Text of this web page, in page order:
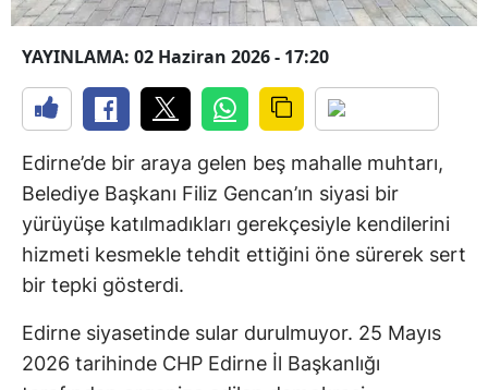
YAYINLAMA: 02 Haziran 2026 - 17:20
Edirne’de bir araya gelen beş mahalle muhtarı,
Belediye Başkanı Filiz Gencan’ın siyasi bir
yürüyüşe katılmadıkları gerekçesiyle kendilerini
hizmeti kesmekle tehdit ettiğini öne sürerek sert
bir tepki gösterdi.
Edirne siyasetinde sular durulmuyor. 25 Mayıs
2026 tarihinde CHP Edirne İl Başkanlığı